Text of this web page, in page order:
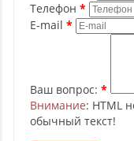
Телефон
E-mail
Ваш вопрос:
Внимание: HTML
обычный текст!